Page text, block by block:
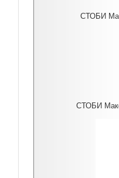
СТОБИ
СТОБИ